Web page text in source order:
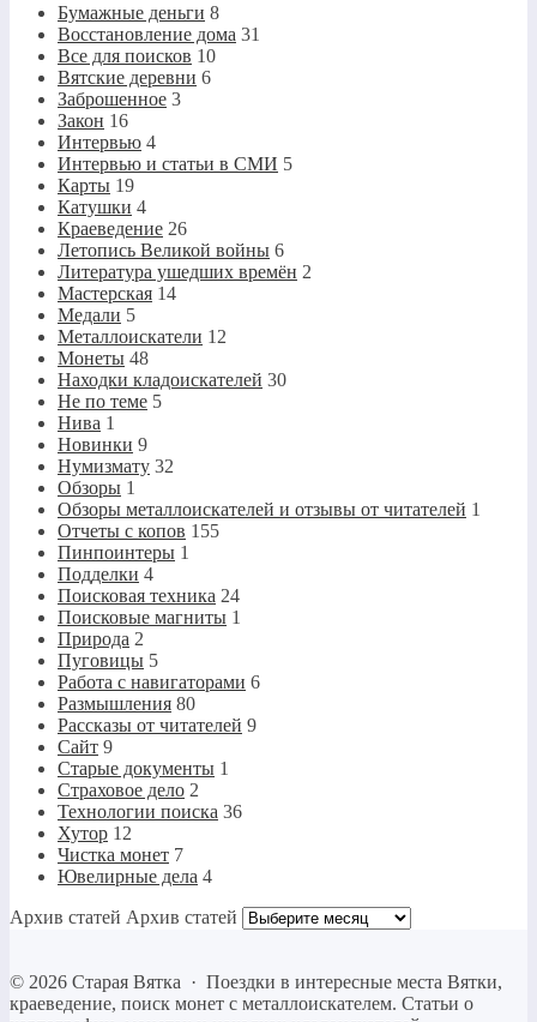
Бумажные деньги 8
Восстановление дома 31
Все для поисков 10
Вятские деревни 6
Заброшенное 3
Закон 16
Интервью 4
Интервью и статьи в СМИ 5
Карты 19
Катушки 4
Краеведение 26
Летопись Великой войны 6
Литература ушедших времён 2
Мастерская 14
Медали 5
Металлоискатели 12
Монеты 48
Находки кладоискателей 30
Не по теме 5
Нива 1
Новинки 9
Нумизмату 32
Обзоры 1
Обзоры металлоискателей и отзывы от читателей 1
Отчеты с копов 155
Пинпоинтеры 1
Подделки 4
Поисковая техника 24
Поисковые магниты 1
Природа 2
Пуговицы 5
Работа с навигаторами 6
Размышления 80
Рассказы от читателей 9
Сайт 9
Старые документы 1
Страховое дело 2
Технологии поиска 36
Хутор 12
Чистка монет 7
Ювелирные дела 4
Архив статей Архив статей
© 2026 Старая Вятка · Поездки в интересные места Вятки,
краеведение, поиск монет с металлоискателем. Статьи о